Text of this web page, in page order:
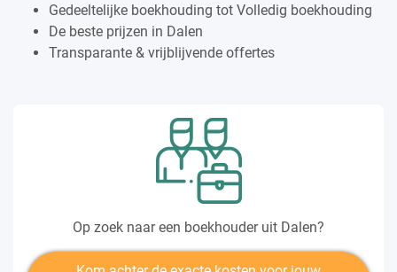
Gedeeltelijke boekhouding tot Volledig boekhouding
De beste prijzen in Dalen
Transparante & vrijblijvende offertes
Op zoek naar een boekhouder uit Dalen?